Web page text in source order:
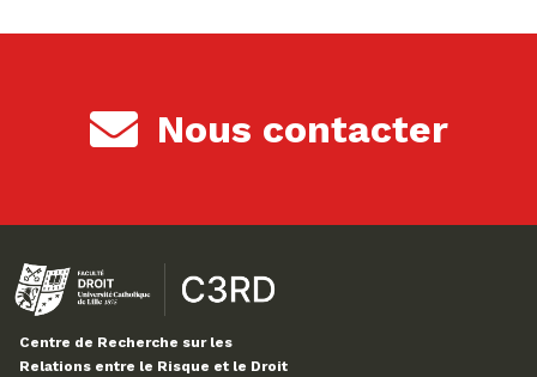
Nous contacter
Centre de Recherche sur les
Relations entre le Risque et le Droit